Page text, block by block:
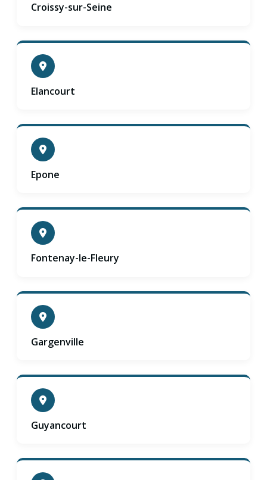
Croissy-sur-Seine
Elancourt
Epone
Fontenay-le-Fleury
Gargenville
Guyancourt